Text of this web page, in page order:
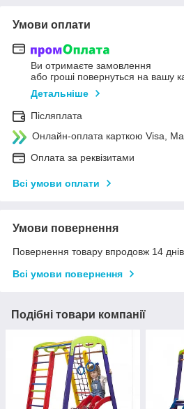
Умови оплати
Ви отримаєте замовлення
або гроші повернуться на вашу
Детальніше
Післяплата
Онлайн-оплата карткою Visa,
Оплата за реквізитами
Всі умови оплати
Умови повернення
Повернення товару впродовж 14
Всі умови повернення
Подібні товари компанії